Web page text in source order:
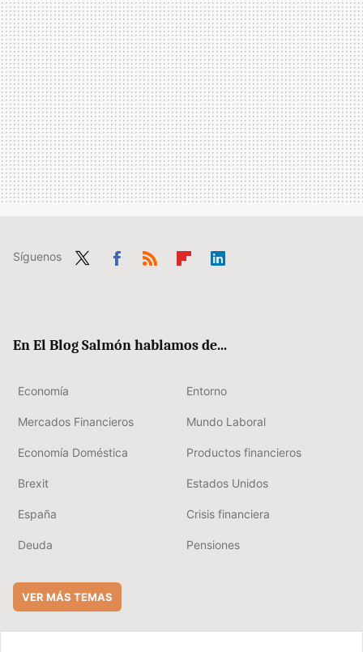
Síguenos
En El Blog Salmón hablamos de...
Economía Entorno
Mercados Financieros Mundo Laboral
Economía Doméstica Productos financieros
Brexit Estados Unidos
España Crisis financiera
Deuda Pensiones
VER MÁS TEMAS